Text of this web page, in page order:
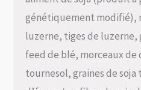
génétiquement modifié),
luzerne, tiges de luzerne,
feed de blé, morceaux
tournesol, graines de soja